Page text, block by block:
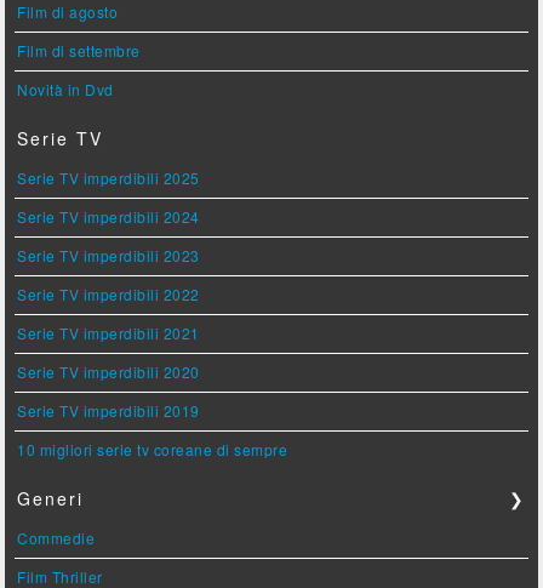
Film di agosto
Film di settembre
Novità in Dvd
Serie TV
Serie TV imperdibili 2025
Serie TV imperdibili 2024
Serie TV imperdibili 2023
Serie TV imperdibili 2022
Serie TV imperdibili 2021
Serie TV imperdibili 2020
Serie TV imperdibili 2019
10 migliori serie tv coreane di sempre
Generi ❯
Commedie
Film Thriller